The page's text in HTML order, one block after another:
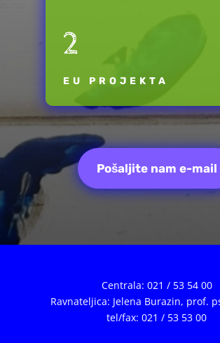
2
EU PROJEKTA
Pošaljite nam e-mail
Centrala: 021 / 53 54 00
Ravnateljica: Jelena Burazin, prof.
tel/fax: 021 / 53 53 00